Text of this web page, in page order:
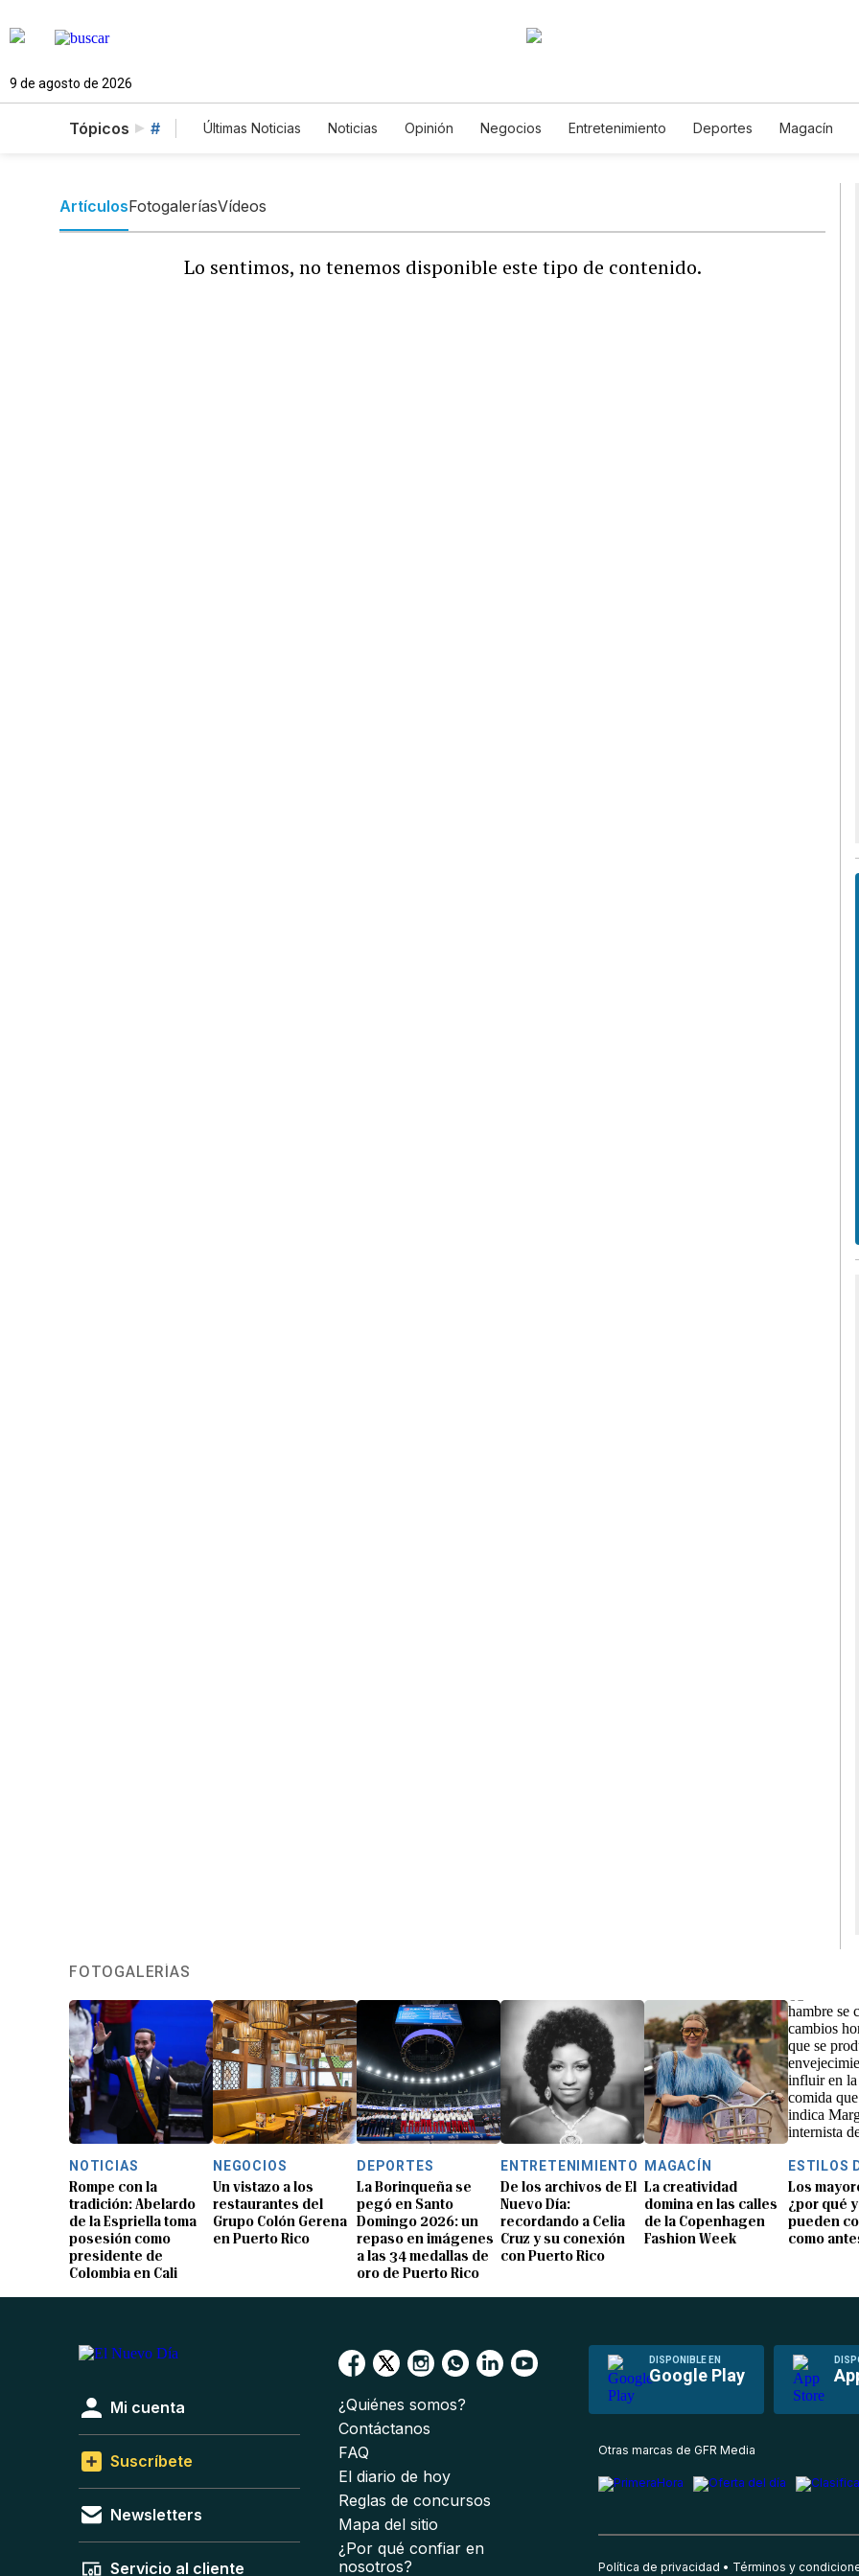
9 de agosto de 2026
Tópicos # Últimas Noticias Noticias Opinión Negocios Entretenimiento Deportes Magacín
ArtículosFotogaleríasVídeos
Lo sentimos, no tenemos disponible este tipo de contenido.
FOTOGALERÍAS
NOTICIAS
Rompe con la
tradición: Abelardo
de la Espriella toma
posesión como
presidente de
Colombia en Cali
NEGOCIOS
Un vistazo a los
restaurantes del
Grupo Colón Gerena
en Puerto Rico
DEPORTES
La Borinqueña se
pegó en Santo
Domingo 2026: un
repaso en imágenes
a las 34 medallas de
oro de Puerto Rico
ENTRETENIMIENTO
De los archivos de El
Nuevo Día:
recordando a Celia
Cruz y su conexión
con Puerto Rico
MAGACÍN
La creatividad
domina en las calles
de la Copenhagen
Fashion Week
ESTILOS
Los
¿por qué
pueden
como
DISPONIBLE EN
Google Play
Mi cuenta
Suscríbete
Newsletters
Servicio al cliente
¿Quiénes somos?
Contáctanos
FAQ
El diario de hoy
Reglas de concursos
Mapa del sitio
¿Por qué confiar en
nosotros?
Otras marcas de GFR Media
Política de privacidad Términos y